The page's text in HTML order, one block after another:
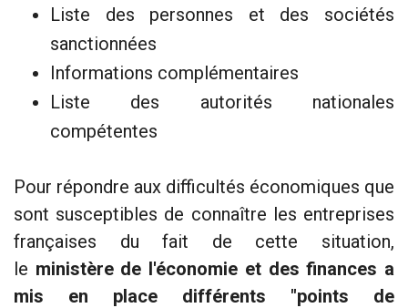
Liste des personnes et des sociétés
sanctionnées
Informations complémentaires
Liste des autorités nationales
compétentes
Pour répondre aux difficultés économiques que
sont susceptibles de connaître les entreprises
françaises du fait de cette situation,
le ministère de l'économie et des finances a
mis en place différents "points de